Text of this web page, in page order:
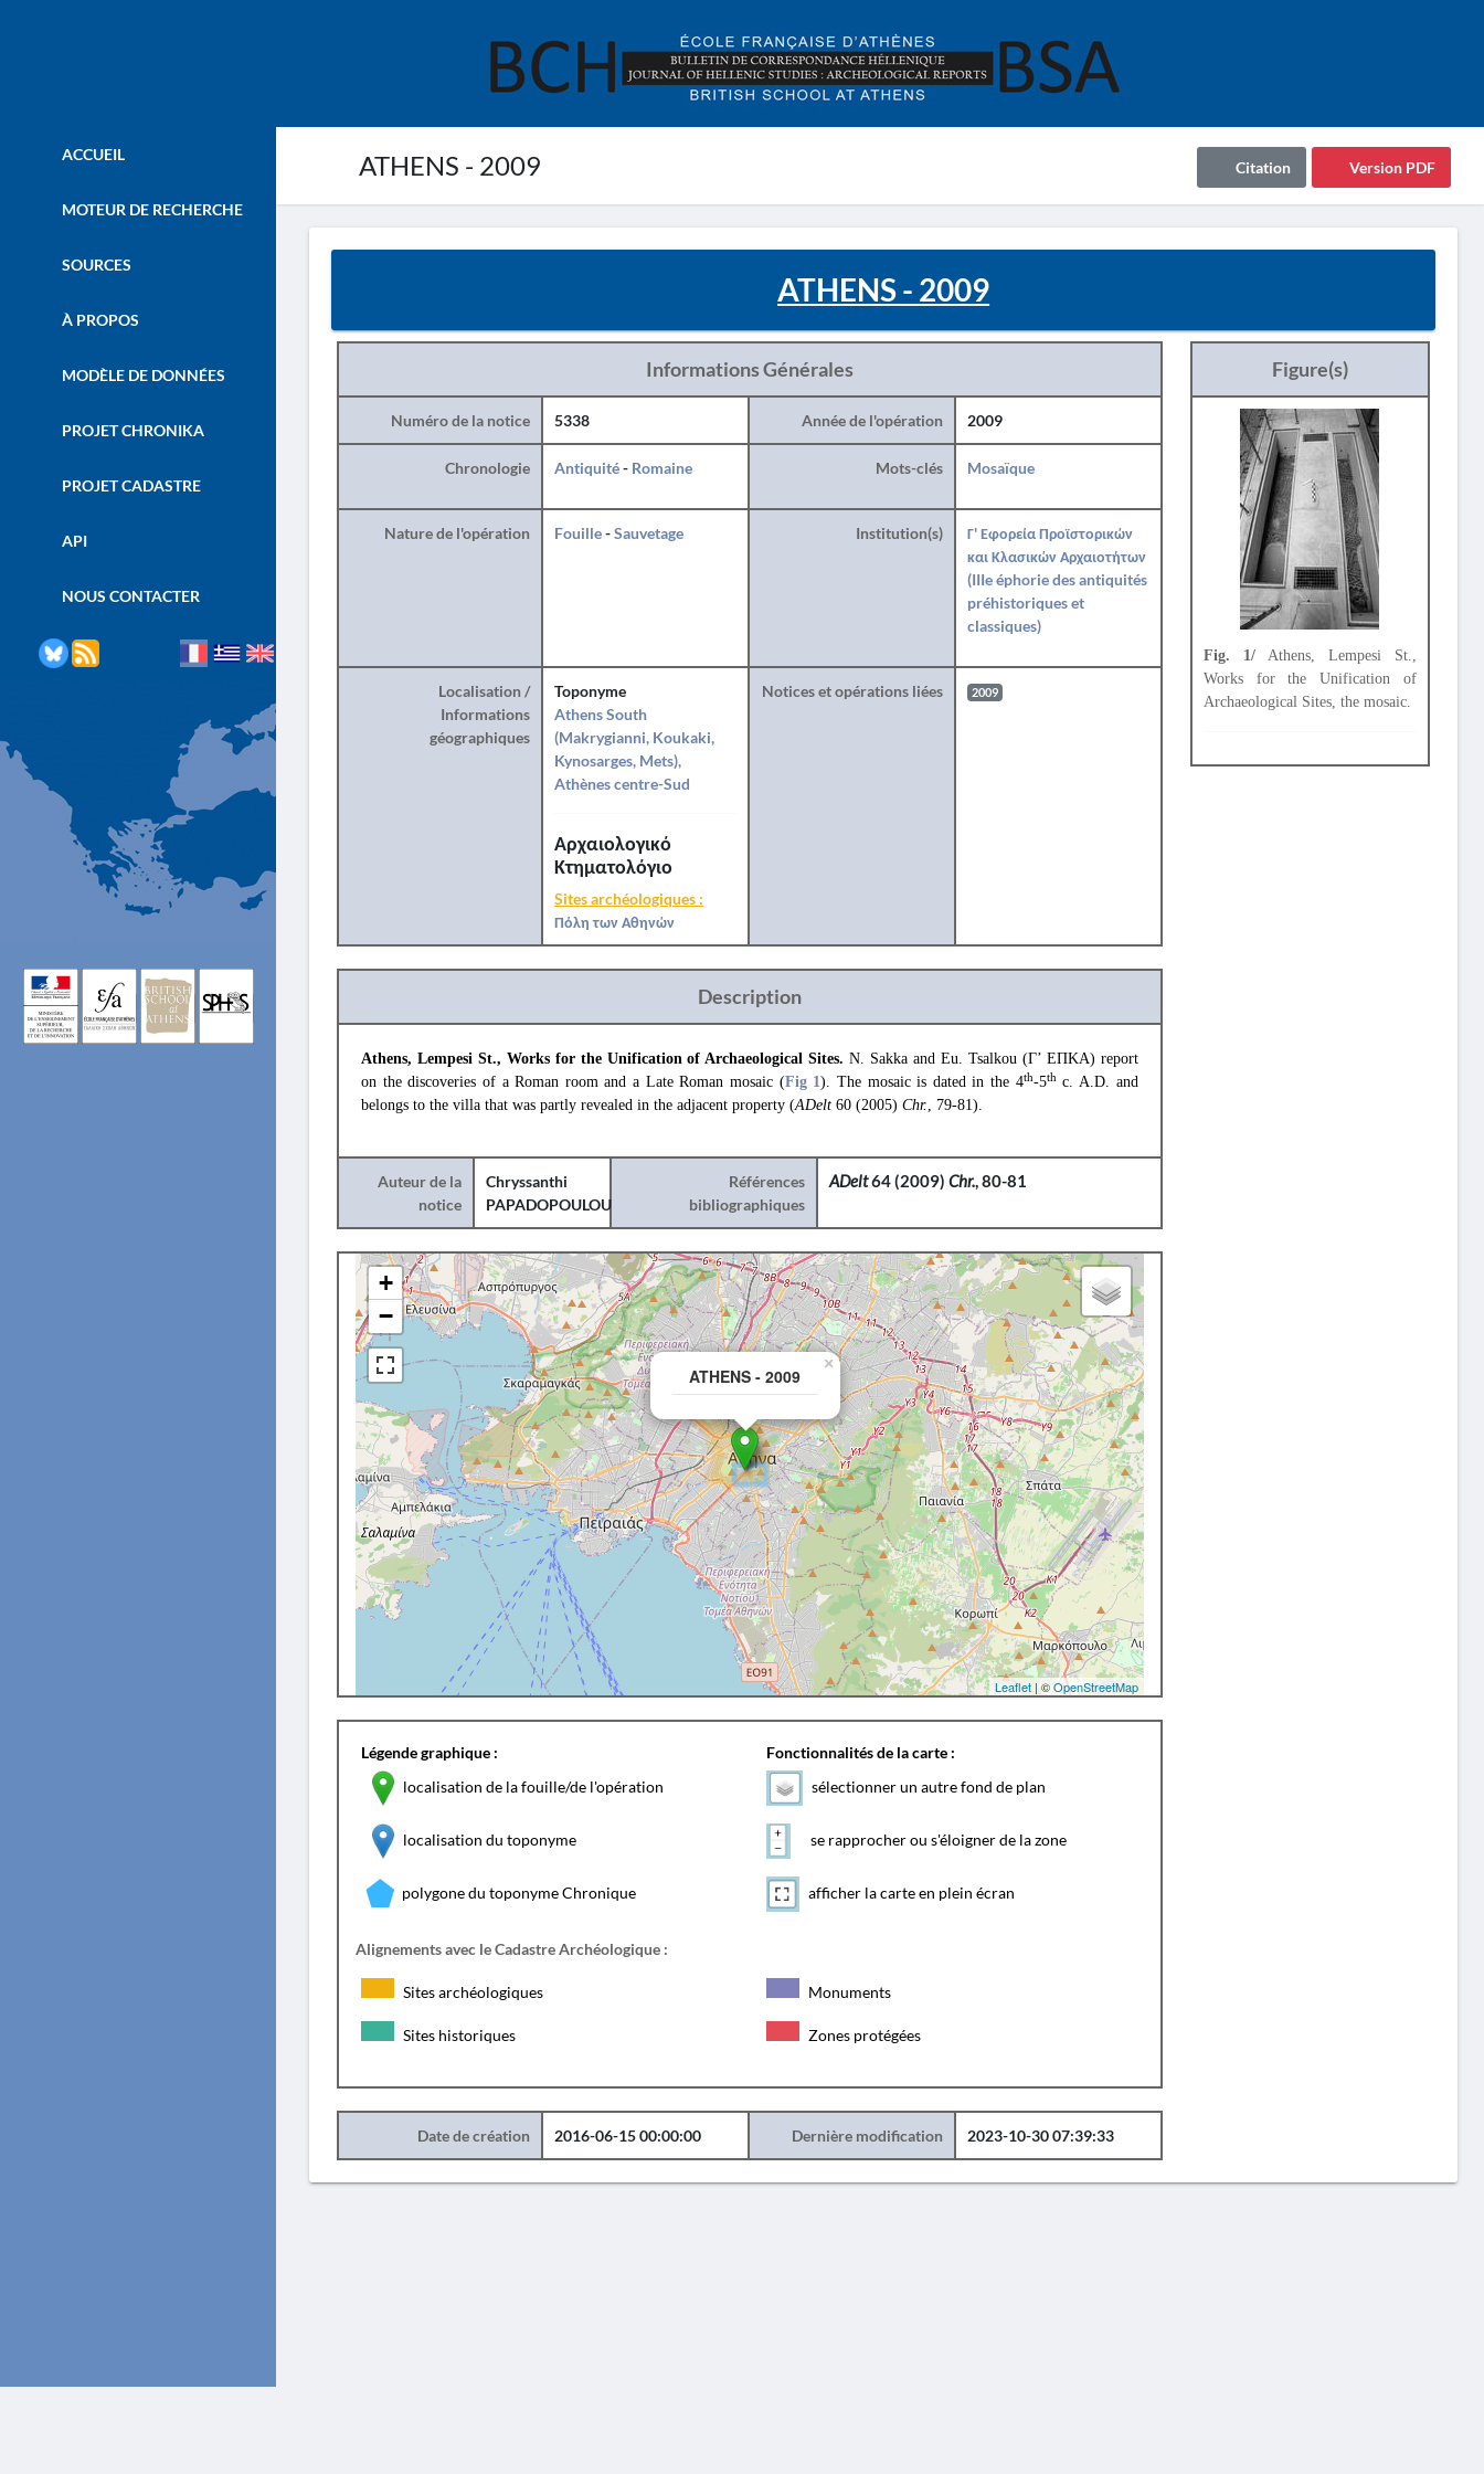
ATHENS - 2009 Version PDF
Citation
ACCUEIL
MOTEUR DE RECHERCHE
SOURCES
À PROPOS
MODÈLE DE DONNÉES
PROJET CHRONIKA
PROJET CADASTRE
API
NOUS CONTACTER
ATHENS - 2009
Informations Générales
Numéro de la notice 5338 Année de l'opération 2009
Chronologie Antiquité- Romaine Mots-clés Mosaïque
Nature de l'opération Fouille-Sauvetage Institution(s)
Γ' Εφορεία Προϊστορικών
και Κλασικών Αρχαιοτήτων
(IIIe éphorie des antiquités
préhistoriques et
classiques)
Localisation /
Informations
géographiques
Toponyme
Athens South
(Makrygianni, Koukaki,
Kynosarges, Mets),
Athènes centre-Sud
Αρχαιολογικό
Κτηματολόγιο
Sites archéologiques :
Πόλη των Αθηνών
Notices et opérations liées 2009
Description
Athens, Lempesi St., Works for the Unification of Archaeological Sites. N. Sakka and Eu. Tsalkou (Γ’ ΕΠΚΑ) report
on the discoveries of a Roman room and a Late Roman mosaic (Fig 1). The mosaic is dated in the 4th-5thc. A.D. and
belongs to the villa that was partly revealed in the adjacent property (ADelt 60 (2005) Chr., 79-81).
Auteur de la
notice
Chryssanthi
PAPADOPOULOU
Références
bibliographiques
ADelt64 (2009)Chr., 80-81
ATHENS - 2009
×
+
−
Leaflet| ©OpenStreetMap
Légende graphique :
localisation de la fouille/de l'opération
localisation du toponyme
polygone du toponyme Chronique
Fonctionnalités de la carte :
sélectionner un autre fond de plan
se rapprocher ou s'éloigner de la zone
afficher la carte en plein écran
Alignements avec le Cadastre Archéologique :
Sites archéologiques Monuments
Sites historiques Zones protégées
Date de création 2016-06-15 00:00:00 Dernière modification 2023-10-30 07:39:33
Figure(s)
Fig. 1/Athens, Lempesi St.,
Works for the Unification of
Archaeological Sites, the mosaic.